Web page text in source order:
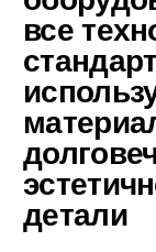
Предлагаем
Строгание —
ровность и
Шлифовка—
древесину к
шероховатости
Фрезеровка
—
элементы и
Торцовка и
детали